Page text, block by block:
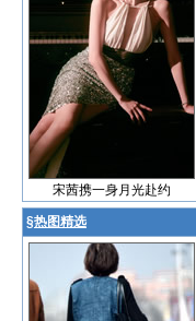
宋茜携一身月光赴约
§热图精选